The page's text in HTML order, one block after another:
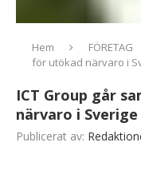
Hem FÖRETAG
för utökad närvaro i
ICT Group går
närvaro i Sverige
Publicerat av: